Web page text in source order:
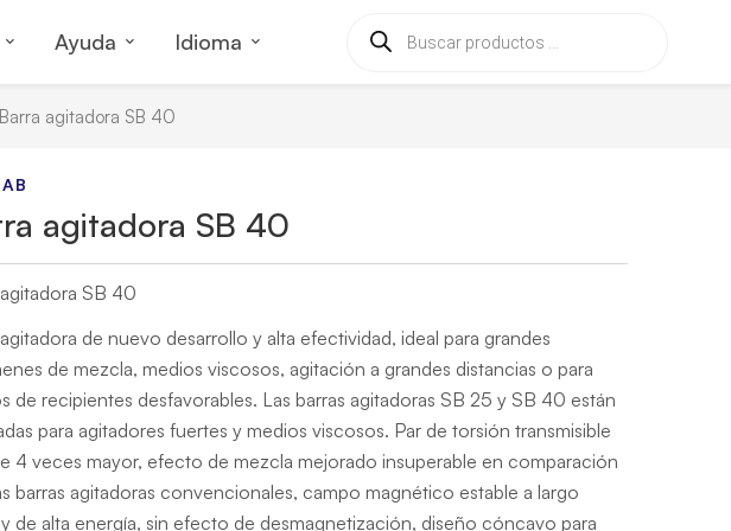
Ayuda Idioma
Barra agitadora SB 40
agitadora SB 40
SB 40
de nuevo desarrollo y alta efectividad, ideal para grandes
de mezcla, medios viscosos, agitación a grandes distancias o para
de recipientes desfavorables. Las barras agitadoras SB 25 y SB 40 están
para agitadores fuertes y medios viscosos. Par de torsión transmisible
4 veces mayor, efecto de mezcla mejorado insuperable en comparación
barras agitadoras convencionales, campo magnético estable a largo
de alta energía, sin efecto de desmagnetización, diseño cóncavo para